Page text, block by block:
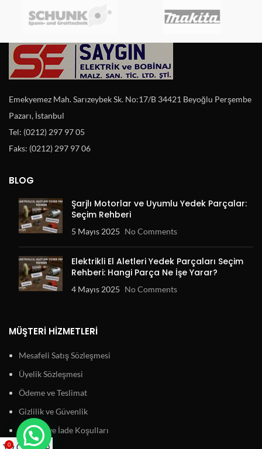
Emekyemez Mah. Sarızeybek Sk. No:17/B 34421 Beyoğlu Perşembe
Pazarı, İstanbul
Tel: (0212) 297 97 05
Faks: (0212) 297 97 06
BLOG
Şarjlı Motorlar ve Uyumlu Yedek Parçalar:
Seçim Rehberi
5 Mayıs 2025 No Comments
Elektrikli El Aletleri Yedek Parçaları Seçim
Rehberi: Hangi Parça Ne İşe Yarar?
4 Mayıs 2025 No Comments
MÜŞTERI HIZMETLERI
Mesafeli Satış Sözleşmesi
Üyelik Sözleşmesi
Ödeme ve Teslimat
Gizlilik ve Güvenlik
Garanti ve İade Koşulları
0